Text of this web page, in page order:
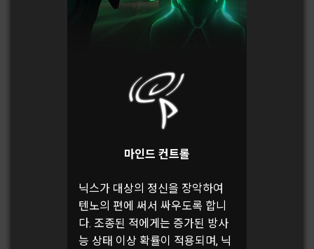
마인드 컨트롤
닉스가 대상의 정신을 장악하여
텐노의 편에 써서 싸우도록 합니
다. 조종된 적에게는 증가된 방사
능 상태 이상 확률이 적용되며, 닉